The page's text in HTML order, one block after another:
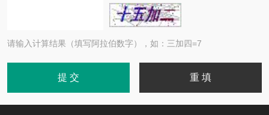
请输入计算结果（填写阿拉伯数字），如：三加四=7